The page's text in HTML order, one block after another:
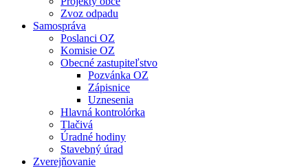
Zvoz odpadu
Samospráva
Poslanci OZ
Komisie OZ
Obecné zastupiteľstvo
Pozvánka OZ
Zápisnice
Uznesenia
Hlavná kontrolórka
Tlačivá
Úradné hodiny
Stavebný úrad
Zverejňovanie